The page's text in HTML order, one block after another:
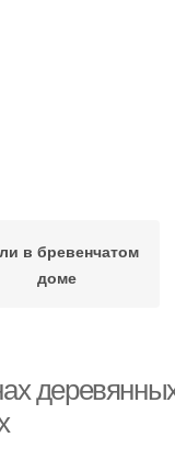
в бревенчатом
доме